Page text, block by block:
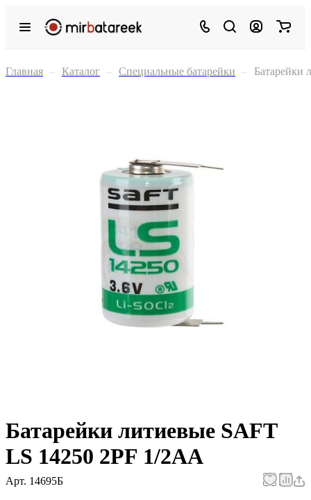
Главная – Каталог – Специальные батарейки – Батарейки
Батарейки литиевые SAFT
LS 14250 2PF 1/2АА
Арт. 14695Б